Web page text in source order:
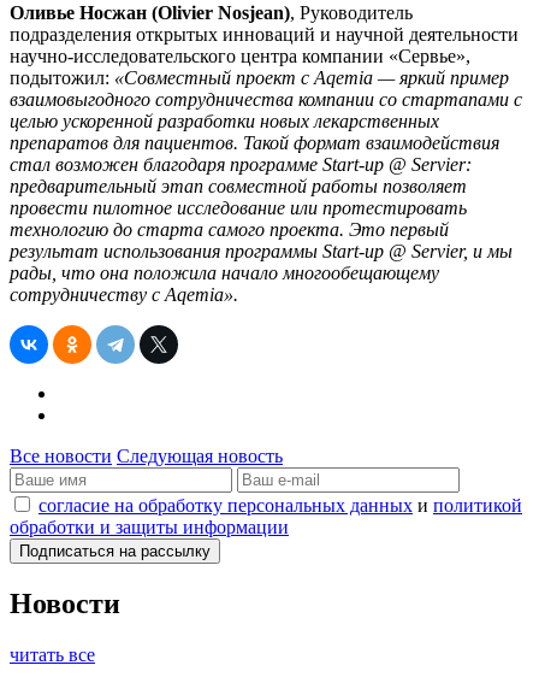
Оливье Носжан (Olivier Nosjean), Руководитель
подразделения открытых инноваций и научной деятельности
научно-исследовательского центра компании «Сервье»,
подытожил: «Совместный проект с Aqemia — яркий пример
взаимовыгодного сотрудничества компании со стартапами с
целью ускоренной разработки новых лекарственных
препаратов для пациентов. Такой формат взаимодействия
стал возможен благодаря программе Start-up @ Servier:
предварительный этап совместной работы позволяет
провести пилотное исследование или протестировать
технологию до старта самого проекта. Это первый
результат использования программы Start-up @ Servier, и мы
рады, что она положила начало многообещающему
сотрудничеству с Aqemia».
Все новости Следующая новость
согласие на обработку персональных данных и политикой
обработки и защиты информации
Новости
читать все